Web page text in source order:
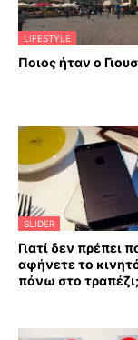
LIFESTYLE
Ποιος ήταν ο
SLIDER
Γιατί δεν πρέπει
αφήνετε το
πάνω στο τραπέζι;